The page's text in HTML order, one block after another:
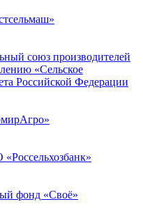
союз производителей
«Сельское
Российской Федерации
фонд «Своё»